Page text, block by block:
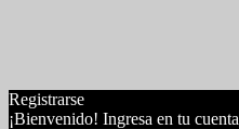
Registrarse
¡Bienvenido! Ingresa en tu cuenta